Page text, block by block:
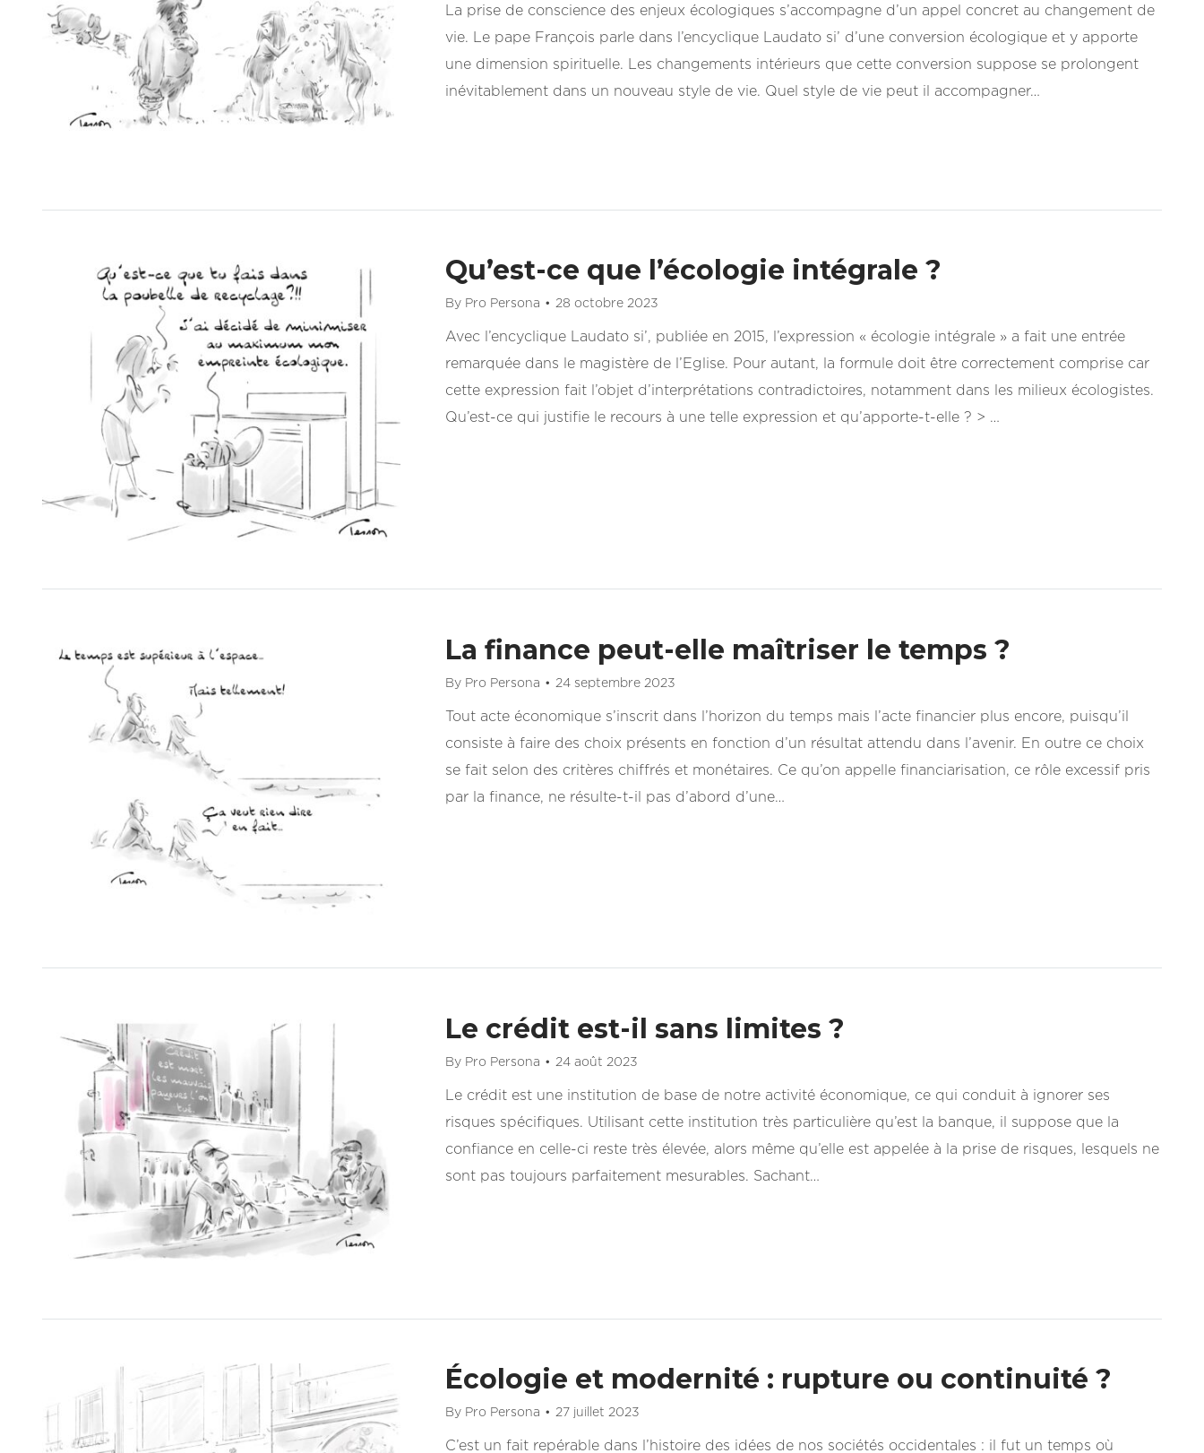
La prise de conscience des enjeux écologiques s’accompagne d’un appel concret au changement de
vie. Le pape François parle dans l’encyclique Laudato si’ d’une conversion écologique et y apporte
une dimension spirituelle. Les changements intérieurs que cette conversion suppose se prolongent
inévitablement dans un nouveau style de vie. Quel style de vie peut il accompagner…
Qu’est-ce que l’écologie intégrale ?
By Pro Persona 28 octobre 2023
Avec l’encyclique Laudato si’, publiée en 2015, l’expression « écologie intégrale » a fait une entrée
remarquée dans le magistère de l’Eglise. Pour autant, la formule doit être correctement comprise car
cette expression fait l’objet d’interprétations contradictoires, notamment dans les milieux écologistes.
Qu’est-ce qui justifie le recours à une telle expression et qu’apporte-t-elle ? > …
La finance peut-elle maîtriser le temps ?
By Pro Persona 24 septembre 2023
Tout acte économique s’inscrit dans l’horizon du temps mais l’acte financier plus encore, puisqu’il
consiste à faire des choix présents en fonction d’un résultat attendu dans l’avenir. En outre ce choix
se fait selon des critères chiffrés et monétaires. Ce qu’on appelle financiarisation, ce rôle excessif pris
par la finance, ne résulte-t-il pas d’abord d’une…
Le crédit est-il sans limites ?
By Pro Persona 24 août 2023
Le crédit est une institution de base de notre activité économique, ce qui conduit à ignorer ses
risques spécifiques. Utilisant cette institution très particulière qu’est la banque, il suppose que la
confiance en celle-ci reste très élevée, alors même qu’elle est appelée à la prise de risques, lesquels ne
sont pas toujours parfaitement mesurables. Sachant…
Écologie et modernité : rupture ou continuité ?
By Pro Persona 27 juillet 2023
C’est un fait repérable dans l’histoire des idées de nos sociétés occidentales : il fut un temps où